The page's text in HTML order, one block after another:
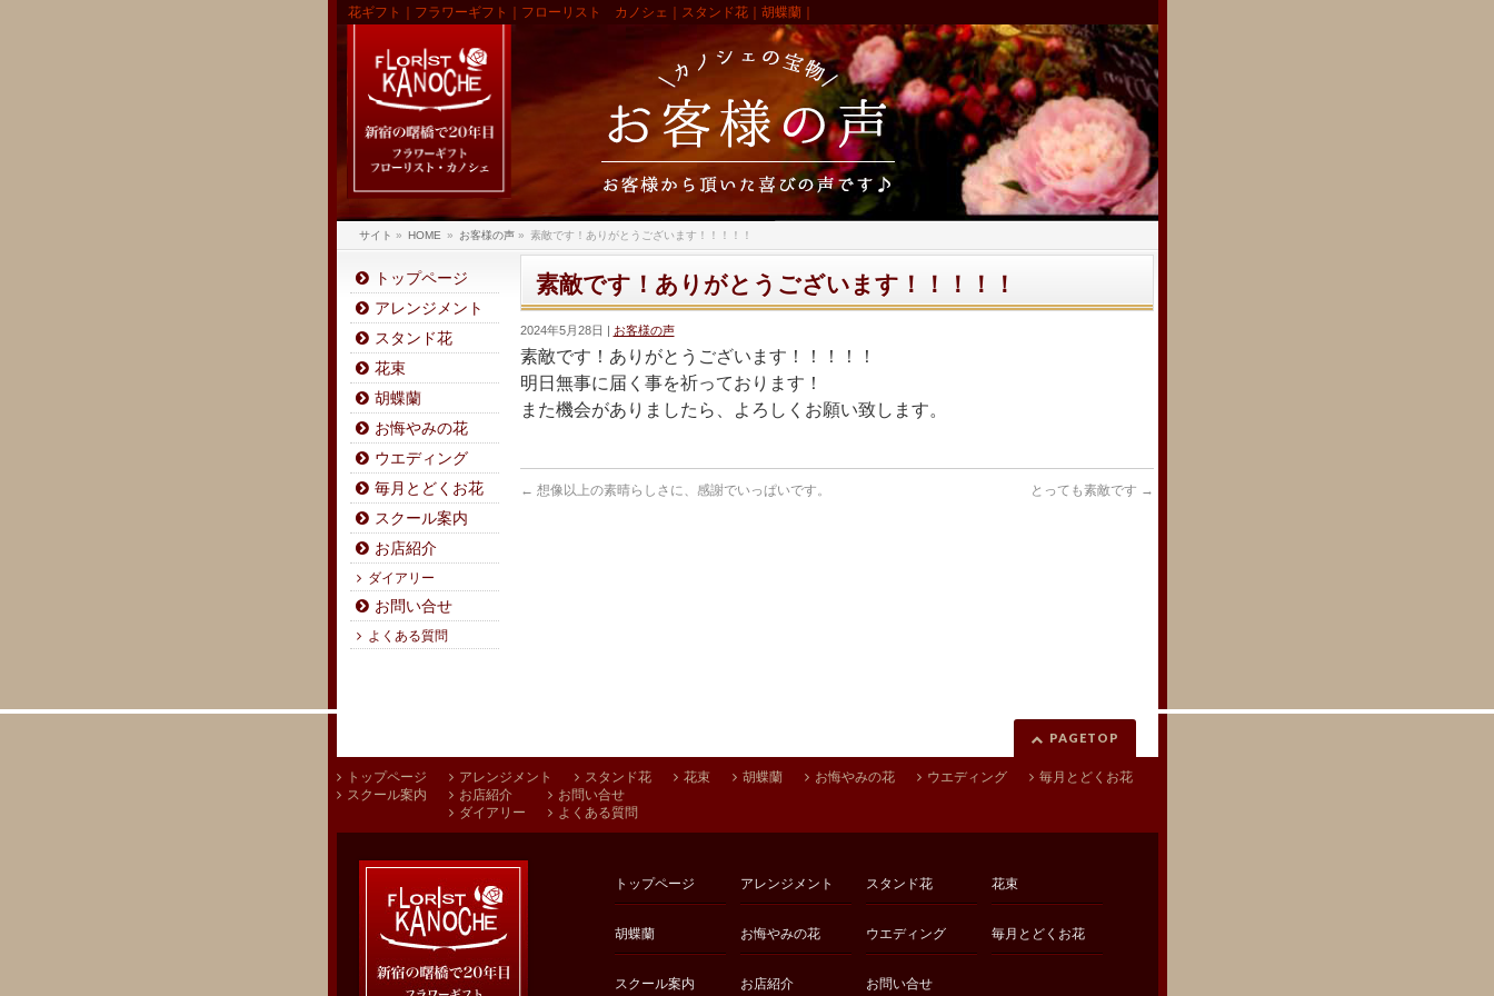
花ギフト｜フラワーギフト｜フローリスト カノシェ｜スタンド花｜胡蝶蘭｜
サイト » HOME » お客様の声» 素敵です！ありがとうございます！！！！！
素敵です！ありがとうございます！！！！！
2024年5月28日 お客様の声
素敵です！ありがとうございます！！！！！
明日無事に届く事を祈っております！
また機会がありましたら、よろしくお願い致します。
← 想像以上の素晴らしさに、感謝でいっぱいです。 とっても素敵です →
トップページ
アレンジメント
スタンド花
花束
胡蝶蘭
お悔やみの花
ウエディング
毎月とどくお花
スクール案内
お店紹介
ダイアリー
お問い合せ
よくある質問
PAGETOP
トップページ アレンジメント スタンド花 花束 胡蝶蘭 お悔やみの花 ウエディング
毎月とどくお花
スクール案内
お店紹介
ダイアリー
お問い合せ
よくある質問
トップページ アレンジメント スタンド花 花束
胡蝶蘭 お悔やみの花 ウエディング 毎月とどくお花
スクール案内 お店紹介 お問い合せ